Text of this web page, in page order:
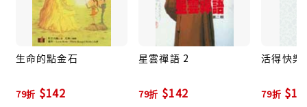
生命的點金石
79折 $142
星雲禪語 2
79折 $142
活得快樂
79折